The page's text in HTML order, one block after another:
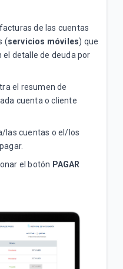
de las cuentas
(servicios móviles) que
detalle de deuda por
el resumen de
cuenta o cliente
las cuentas o el/los
el botón PAGAR